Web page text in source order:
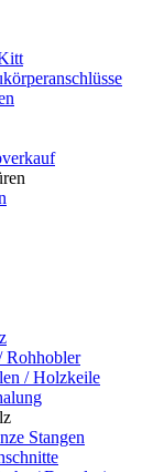
Rohhobler
/ Holzkeile
Stangen